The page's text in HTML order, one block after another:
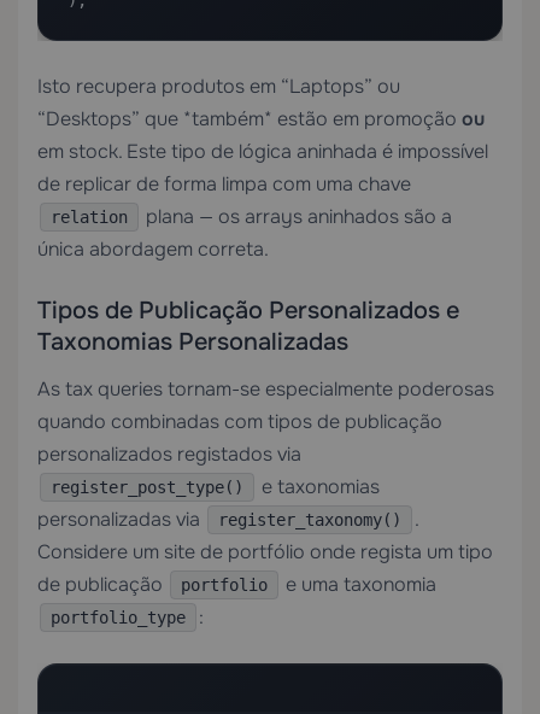
Isto recupera produtos em “Laptops” ou
“Desktops” que *também* estão em promoção ou
em stock. Este tipo de lógica aninhada é impossível
de replicar de forma limpa com uma chave
relation
plana — os arrays aninhados são a
única abordagem correta.
Tipos de Publicação Personalizados e
Taxonomias Personalizadas
As tax queries tornam-se especialmente poderosas
quando combinadas com tipos de publicação
personalizados registados via
register_post_type()
e taxonomias
personalizadas via
register_taxonomy()
.
Considere um site de portfólio onde regista um tipo
de publicação
portfolio e uma taxonomia
portfolio_type :